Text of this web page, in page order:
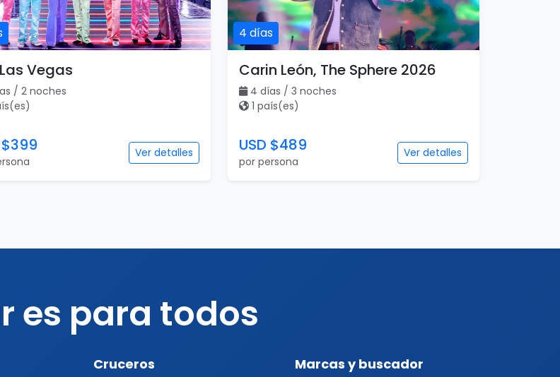
Vegas
/ 2 noches
$399 Ver detalles
4 días
Carin León, The Sphere 2026
4 días / 3 noches
1 país(es)
USD $489
por persona
Ver detalles
es para todos
Cruceros Marcas y buscador